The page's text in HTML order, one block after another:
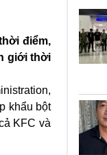
điểm,
giới thời
khẩu bột
KFC và